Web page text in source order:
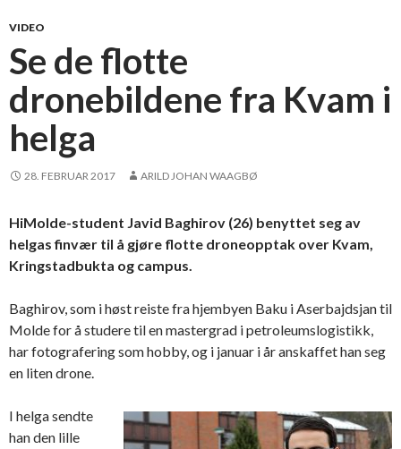
VIDEO
Se de flotte
dronebildene fra Kvam i
helga
28. FEBRUAR 2017 ARILD JOHAN WAAGBØ
HiMolde-student Javid Baghirov (26) benyttet seg av
helgas finvær til å gjøre flotte droneopptak over Kvam,
Kringstadbukta og campus.
Baghirov, som i høst reiste fra hjembyen Baku i Aserbajdsjan til
Molde for å studere til en mastergrad i petroleumslogistikk,
har fotografering som hobby, og i januar i år anskaffet han seg
en liten drone.
I helga sendte
han den lille